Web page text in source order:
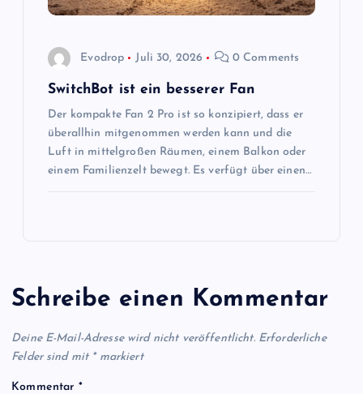
Evodrop Juli 30, 2026 0 Comments
SwitchBot ist ein besserer Fan
Der kompakte Fan 2 Pro ist so konzipiert, dass er
überallhin mitgenommen werden kann und die
Luft in mittelgroßen Räumen, einem Balkon oder
einem Familienzelt bewegt. Es verfügt über einen…
Schreibe einen Kommentar
Deine E-Mail-Adresse wird nicht veröffentlicht. Erforderliche
Felder sind mit *markiert
Kommentar *